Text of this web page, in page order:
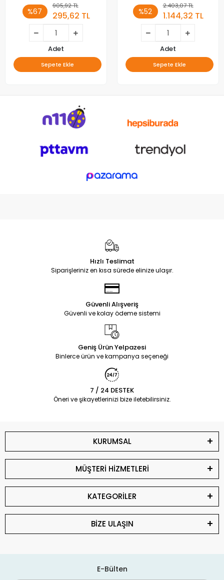
%67
905,92 TL
295,62 TL
Adet
Sepete Ekle
%52
2.403,07 TL
1.144,32 TL
Adet
Sepete Ekle
Hızlı Teslimat
Siparişleriniz en kısa sürede elinize ulaşır.
Güvenli Alışveriş
Güvenli ve kolay ödeme sistemi
Geniş Ürün Yelpazesi
Binlerce ürün ve kampanya seçeneği
7 / 24 DESTEK
Öneri ve şikayetlerinizi bize iletebilirsiniz.
KURUMSAL
MÜŞTERİ HİZMETLERİ
KATEGORİLER
BİZE ULAŞIN
E-Bülten